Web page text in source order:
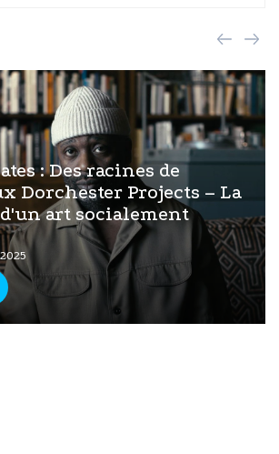
: Des racines de
Dorchester Projects – La
art socialement